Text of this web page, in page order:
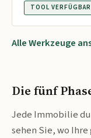
TOOL VERFÜGBAR
Alle Werkzeuge
Die fünf
Jede Immobilie
sehen Sie, wo